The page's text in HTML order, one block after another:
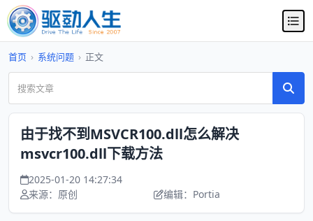
首页 › 系统问题 › 正文
由于找不到MSVCR100.dll怎么解决
msvcr100.dll下载方法
2025-01-20 14:27:34
来源：原创
编辑：Portia